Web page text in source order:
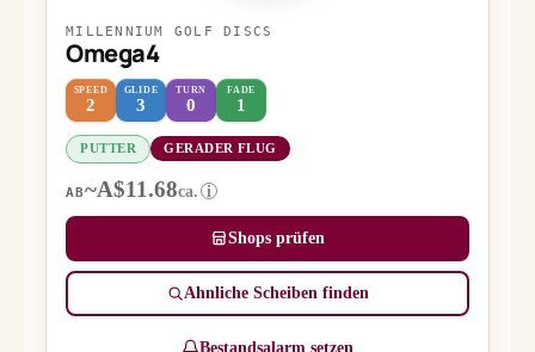
MILLENNIUM GOLF DISCS
Omega4
SPEED
2
GLIDE
3
TURN
0
FADE
1
PUTTER GERADER FLUG
AB~A$11.68ca. i
Shops prüfen
Ähnliche Scheiben finden
Bestandsalarm setzen